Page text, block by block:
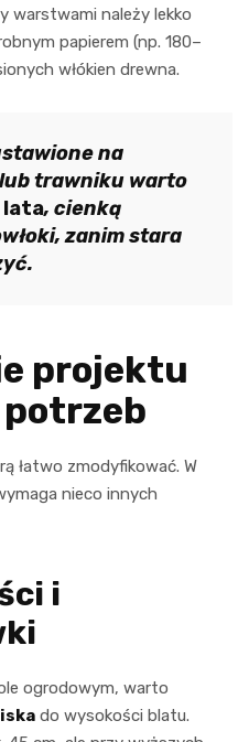
warstwami należy lekko
papierem (np. 180–
włókien drewna.
na
trawniku warto
lata, cienką
zanim stara
projektu
potrzeb
łatwo zmodyfikować. W
nieco innych
i
ogrodowym, warto
do wysokości blatu.